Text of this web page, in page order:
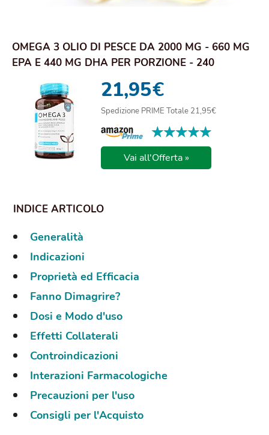
OMEGA 3 OLIO DI PESCE DA 2000 MG - 660 MG
EPA E 440 MG DHA PER PORZIONE - 240
21,95€
Spedizione PRIME Totale 21,95€
★★★★★
★★★★★
Vai all'Offerta »
Generalità
Indicazioni
Proprietà ed Efficacia
Fanno Dimagrire?
Dosi e Modo d'uso
Effetti Collaterali
Controindicazioni
Interazioni Farmacologiche
Precauzioni per l'uso
Consigli per l'Acquisto